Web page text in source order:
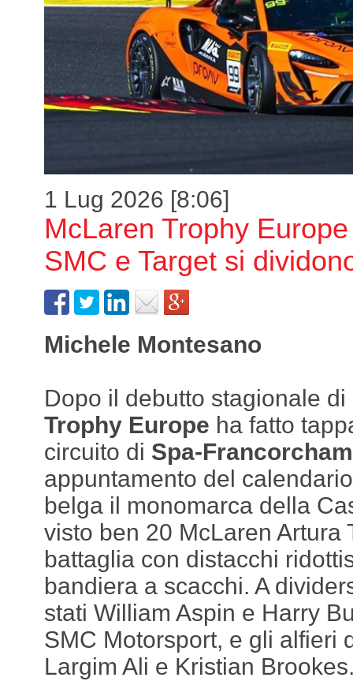
1 Lug 2026 [8:06]
McLaren Trophy
SMC e Target si
Michele Montesano
Dopo il debutto stagionale
Trophy Europe ha fatto
circuito di Spa-
appuntamento del
belga il monomarca della
visto ben 20 McLaren Artura
battaglia con distacchi
bandiera a scacchi. A
stati William Aspin e Harry
SMC Motorsport, e gli alfieri
Largim Ali e Kristian